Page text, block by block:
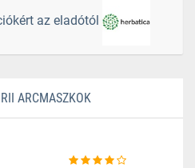
az eladótól
ARCMASZKOK